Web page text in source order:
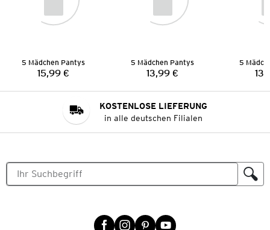
5 Mädchen Pantys
Preis:
15,99 €
5 Mädchen Pantys
Preis:
13,99 €
5
KOSTENLOSE LIEFERUNG
in alle deutschen Filialen